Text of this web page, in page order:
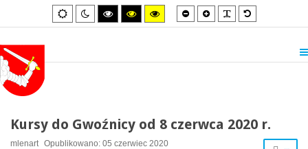
Default
mode
Night
mode
High
contrast
High
contrast
High
contrast
Smaller
font
Larger
font
Default
font
Kursy do Gwoźnicy od 8 czerwca 2020 r.
mlenart Opublikowano: 05 czerwiec 2020